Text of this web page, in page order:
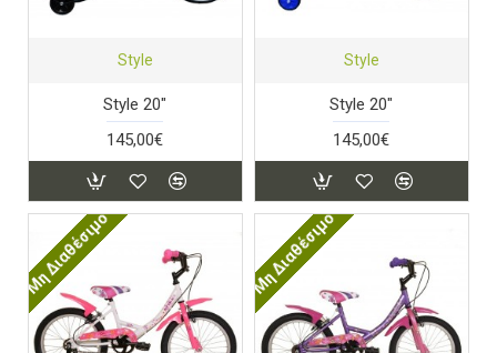
Style
Style 20"
145,00€
Style
Style 20"
145,00€
Μη Διαθέσιμο Μη Διαθέσιμο